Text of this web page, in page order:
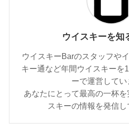
ウイスキーを知
ウイスキーBarのスタッフや
キー通など年間ウイスキーを
ーで運営してい
あなたにとって最高の一杯
スキーの情報を発信し